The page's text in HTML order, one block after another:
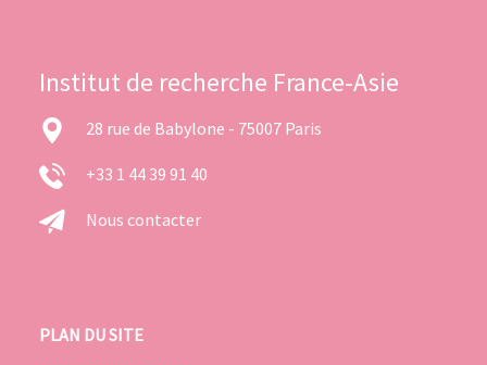
Institut de recherche France-Asie
28 rue de Babylone - 75007 Paris
+33 1 44 39 91 40
Nous contacter
PLAN DU SITE